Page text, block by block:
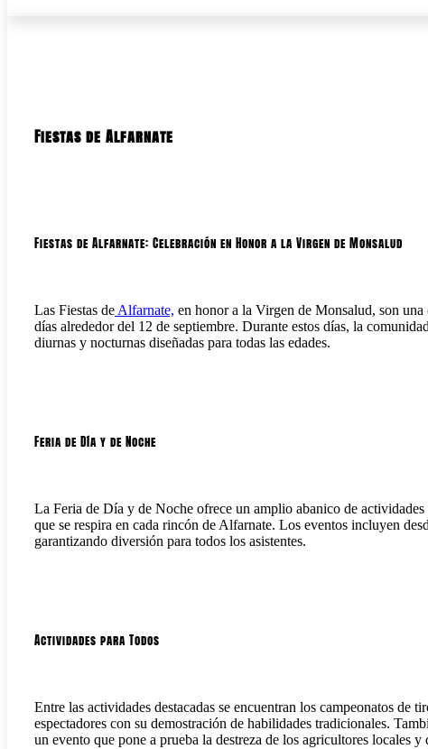
Fiestas de Alfarnate
Fiestas de Alfarnate: Celebración en Honor a la Virgen de Monsalud
Las Fiestas de Alfarnate, en honor a la Virgen de Monsalud, son
días alrededor del 12 de septiembre. Durante estos días, la
diurnas y nocturnas diseñadas para todas las edades.
Feria de Día y de Noche
La Feria de Día y de Noche ofrece un amplio abanico de
que se respira en cada rincón de Alfarnate. Los eventos incluyen
garantizando diversión para todos los asistentes.
Actividades para Todos
Entre las actividades destacadas se encuentran los campeonatos de
espectadores con su demostración de habilidades tradicionales.
un evento que pone a prueba la destreza de los agricultores locales